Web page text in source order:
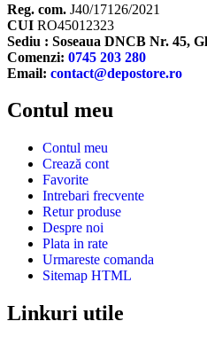
Reg. com. J40/17126/2021
CUI RO45012323
Sediu : Soseaua DNCB Nr. 45,
Comenzi: 0745 203 280
Email: contact@depostore.ro
Contul meu
Contul meu
Crează cont
Favorite
Intrebari frecvente
Retur produse
Despre noi
Plata in rate
Urmareste comanda
Sitemap HTML
Linkuri utile